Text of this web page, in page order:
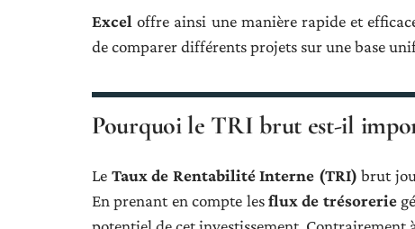
Excel offre ainsi une manière rapide et
de comparer différents projets sur une base
Pourquoi le TRI brut est-il
Le Taux de Rentabilité Interne (TRI) brut
En prenant en compte lesflux de trésorerie